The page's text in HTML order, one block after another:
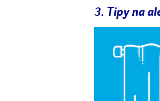
3. Tipy na